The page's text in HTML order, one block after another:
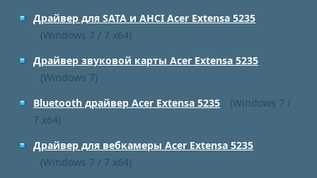
Драйвер для SATA и AHCI Acer Extensa 5235
(Windows 7 / 7 x64)
Драйвер звуковой карты Acer Extensa 5235
(Windows 7)
Bluetooth драйвер Acer Extensa 5235
(Windows 7 /
7 x64)
Драйвер для вебкамеры Acer Extensa 5235
(Windows 7 / 7 x64)